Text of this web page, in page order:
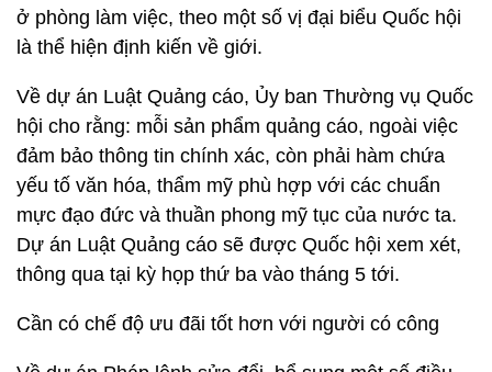
ở phòng làm việc, theo một số vị đại biểu Quốc hội
là thể hiện định kiến về giới.
Về dự án Luật Quảng cáo, Ủy ban Thường vụ Quốc
hội cho rằng: mỗi sản phẩm quảng cáo, ngoài việc
đảm bảo thông tin chính xác, còn phải hàm chứa
yếu tố văn hóa, thẩm mỹ phù hợp với các chuẩn
mực đạo đức và thuần phong mỹ tục của nước ta.
Dự án Luật Quảng cáo sẽ được Quốc hội xem xét,
thông qua tại kỳ họp thứ ba vào tháng 5 tới.
Cần có chế độ ưu đãi tốt hơn với người có công